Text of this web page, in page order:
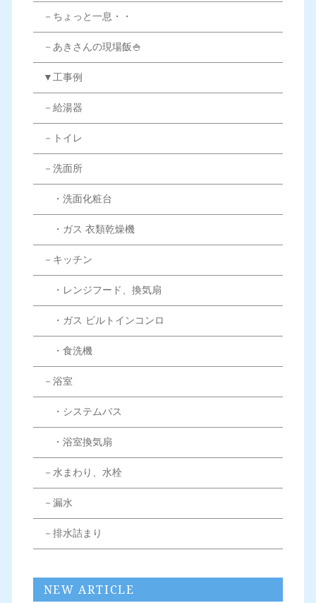
－ちょっと一息・・
－あきさんの現場飯🍚
▼工事例
－給湯器
－トイレ
－洗面所
・洗面化粧台
・ガス 衣類乾燥機
－キッチン
・レンジフード、換気扇
・ガス ビルトインコンロ
・食洗機
－浴室
・システムバス
・浴室換気扇
－水まわり、水栓
－漏水
－排水詰まり
NEW ARTICLE